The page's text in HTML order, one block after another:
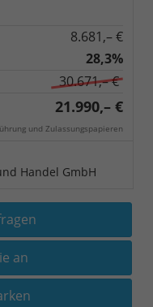
8.681,– €
28,3%
30.671,– €
21.990,– €
und Zulassungspapieren
Handel GmbH
an